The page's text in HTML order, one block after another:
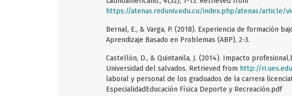
https://atenas.reduniv.edu.cu/index.php/atenas/article/
Bernal, E., & Varga, P. (2018). Experiencia de formación
Aprendizaje Basado en Problemas (ABP), 2-3.
Castellón, D., & Quintanila, J. (2014). Impacto
Universidad del salvados. Retrieved from http://
laboral y personal de los graduados de la carrera
EspecialidadEducación Física Deporte y Recreación.pdf